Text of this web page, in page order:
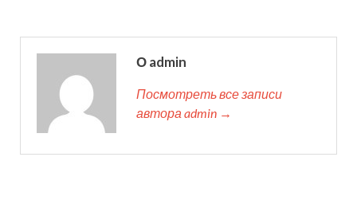
О admin
Посмотреть все записи
автора admin →